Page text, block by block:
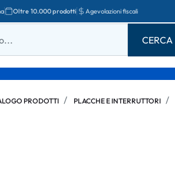
Oltre 10.000 prodotti Agevolazioni fiscali
PRODOTTI PLACCHE E INTERRUTTORI